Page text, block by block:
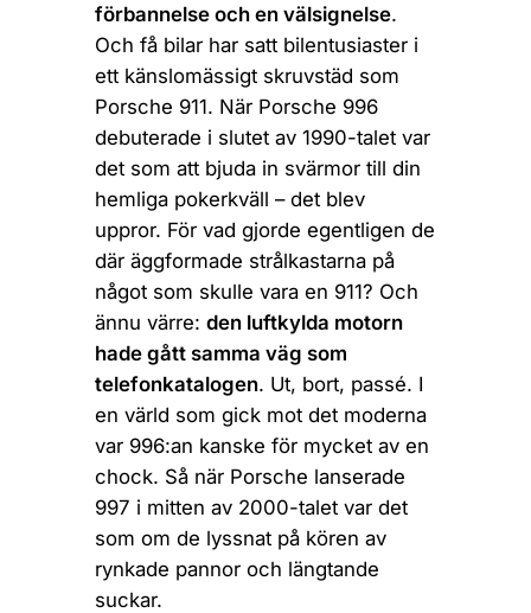
förbannelse och en välsignelse.
Och få bilar har satt bilentusiaster i
ett känslomässigt skruvstäd som
Porsche 911. När Porsche 996
debuterade i slutet av 1990-talet var
det som att bjuda in svärmor till din
hemliga pokerkväll – det blev
uppror. För vad gjorde egentligen de
där äggformade strålkastarna på
något som skulle vara en 911? Och
ännu värre: den luftkylda motorn
hade gått samma väg som
telefonkatalogen. Ut, bort, passé. I
en värld som gick mot det moderna
var 996:an kanske för mycket av en
chock. Så när Porsche lanserade
997 i mitten av 2000-talet var det
som om de lyssnat på kören av
rynkade pannor och längtande
suckar.